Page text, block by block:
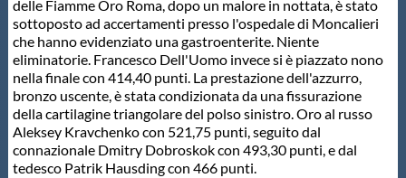
delle Fiamme Oro Roma, dopo un malore in nottata, è stato
sottoposto ad accertamenti presso l'ospedale di Moncalieri
che hanno evidenziato una gastroenterite. Niente
eliminatorie. Francesco Dell'Uomo invece si è piazzato nono
nella finale con 414,40 punti. La prestazione dell'azzurro,
bronzo uscente, è stata condizionata da una fissurazione
della cartilagine triangolare del polso sinistro. Oro al russo
Aleksey Kravchenko con 521,75 punti, seguito dal
connazionale Dmitry Dobroskok con 493,30 punti, e dal
tedesco Patrik Hausding con 466 punti.